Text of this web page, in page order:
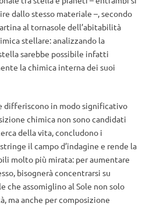
dallo stesso materiale –, secondo
al tornasole dell’abitabilità
stellare: analizzando la
sarebbe possibile infatti
la chimica interna dei suoi
differiscono in modo significativo
chimica non sono candidati
della vita, concludono i
il campo d’indagine e rende la
molto più mirata: per aumentare
bisognerà concentrarsi su
che assomiglino al Sole non solo
ma anche per composizione